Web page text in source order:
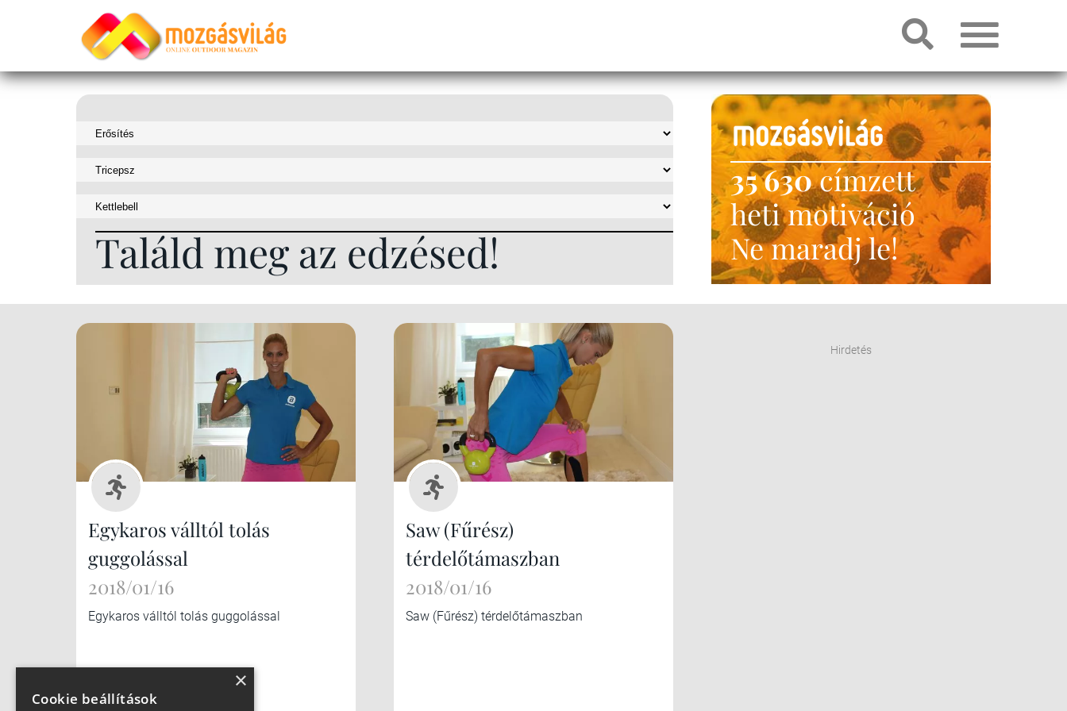
Találd meg az edzésed!
35 630címzett
heti motiváció
Ne maradj le!
Egykaros válltól tolás
guggolással
2018/01/16
Egykaros válltól tolás guggolással
Saw (Fűrész)
térdelőtámaszban
2018/01/16
Saw (Fűrész) térdelőtámaszban
Hirdetés
×
Cookie beállítások